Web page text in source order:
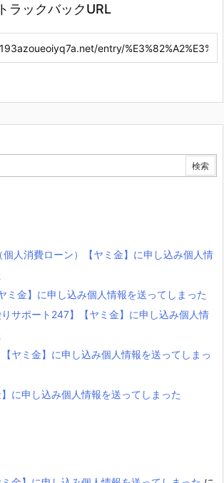
ラックバックURL
人消費ローン）【ヤミ金】に申し込み個人情
ミ金】に申し込み個人情報を送ってしまった
サポート247】【ヤミ金】に申し込み個人情
ヤミ金】に申し込み個人情報を送ってしまっ
に申し込み個人情報を送ってしまった